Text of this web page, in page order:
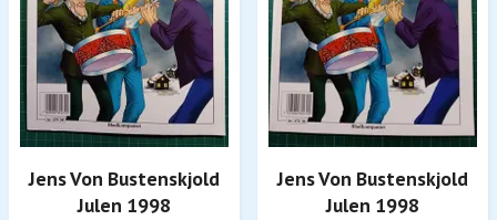
Jens Von Bustenskjold
Julen 1998
Jens Von Bustenskjold
Julen 1998